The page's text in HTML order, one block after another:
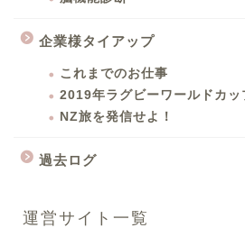
企業様タイアップ
これまでのお仕事
2019年ラグビーワールドカッ
NZ旅を発信せよ！
過去ログ
運営サイト一覧